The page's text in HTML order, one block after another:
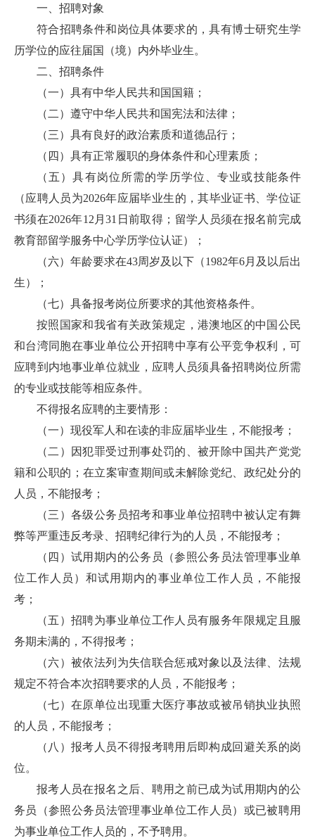
一、招聘对象
符合招聘条件和岗位具体要求的，具有博士研究生学
历学位的应往届国（境）内外毕业生。
二、招聘条件
（一）具有中华人民共和国国籍；
（二）遵守中华人民共和国宪法和法律；
（三）具有良好的政治素质和道德品行；
（四）具有正常履职的身体条件和心理素质；
（五）具有岗位所需的学历学位、专业或技能条件
（应聘人员为2026年应届毕业生的，其毕业证书、学位证
书须在2026年12月31日前取得；留学人员须在报名前完成
教育部留学服务中心学历学位认证）；
（六）年龄要求在43周岁及以下（1982年6月及以后出
生）；
（七）具备报考岗位所要求的其他资格条件。
按照国家和我省有关政策规定，港澳地区的中国公民
和台湾同胞在事业单位公开招聘中享有公平竞争权利，可
应聘到内地事业单位就业，应聘人员须具备招聘岗位所需
的专业或技能等相应条件。
不得报名应聘的主要情形：
（一）现役军人和在读的非应届毕业生，不能报考；
（二）因犯罪受过刑事处罚的、被开除中国共产党党
籍和公职的；在立案审查期间或未解除党纪、政纪处分的
人员，不能报考；
（三）各级公务员招考和事业单位招聘中被认定有舞
弊等严重违反考录、招聘纪律行为的人员，不能报考；
（四）试用期内的公务员（参照公务员法管理事业单
位工作人员）和试用期内的事业单位工作人员，不能报
考；
（五）招聘为事业单位工作人员有服务年限规定且服
务期未满的，不得报考；
（六）被依法列为失信联合惩戒对象以及法律、法规
规定不符合本次招聘要求的人员，不能报考；
（七）在原单位出现重大医疗事故或被吊销执业执照
的人员，不能报考；
（八）报考人员不得报考聘用后即构成回避关系的岗
位。
报考人员在报名之后、聘用之前已成为试用期内的公
务员（参照公务员法管理事业单位工作人员）或已被聘用
为事业单位工作人员的，不予聘用。